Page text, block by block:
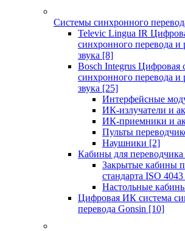
Системы синхронного
Televic Lingua IR
синхронного перевода и
звука [8]
Bosch Integrus Цифровая
синхронного перевода и
звука [25]
Интерфейсные
ИК-излучатели и
ИК-приемники и
Пульты
Наушники [2]
Кабины для переводчика
Закрытые кабины
стандарта ISO 4043
Настольные
Цифровая ИК система
перевода Gonsin [10]